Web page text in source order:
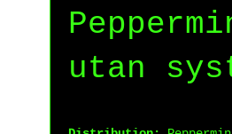
utan